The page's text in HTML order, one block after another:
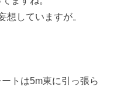
想していますが。
トは5m東に引っ張ら